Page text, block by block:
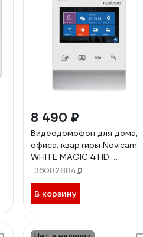
8 490 ₽
Видеодомофон для дома,
офиса, квартиры Novicam
WHITE MAGIC 4 HD.
Дисплей 4.3.Функция Не
беспокоить.Запись фото/
видео.Совместим с
подъездным домофоном
через модуль сопряжения
с поддержкой HOOK 4851
36082884
В корзину